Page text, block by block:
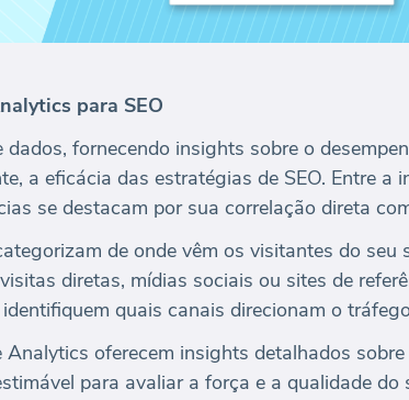
para SEO
fornecendo insights sobre o
a eficácia das estratégias de SEO. Entre a
se destacam por sua correlação direta
de onde vêm os visitantes do seu
diretas, mídias sociais ou sites de
quais canais direcionam o
oferecem insights detalhados
para avaliar a força e a qualidade do